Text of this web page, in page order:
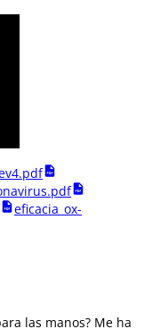
eficacia_ox-
las manos? Me ha